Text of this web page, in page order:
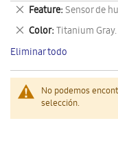
No podemos
selección.
Feature Sensor de
Eliminar
este
artículo
Color Titanium Gray.
Eliminar
este
artículo
Eliminar todo